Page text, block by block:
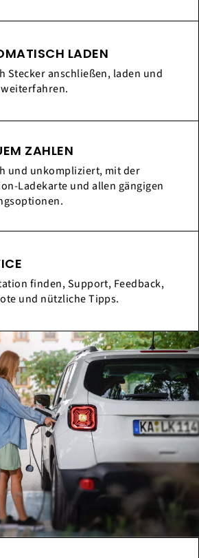
LADEN
Stecker anschließen, laden und
ZAHLEN
und unkompliziert, mit der
Ladekarte und allen gängigen
finden, Support, Feedback,
und nützliche Tipps.